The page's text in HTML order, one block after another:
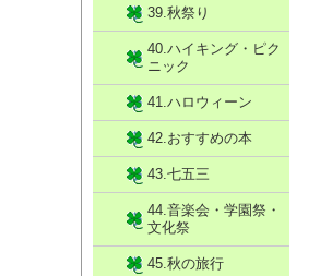
39.秋祭り
40.ハイキング・ピク
ニック
41.ハロウィーン
42.おすすめの本
43.七五三
44.音楽会・学園祭・
文化祭
45.秋の旅行